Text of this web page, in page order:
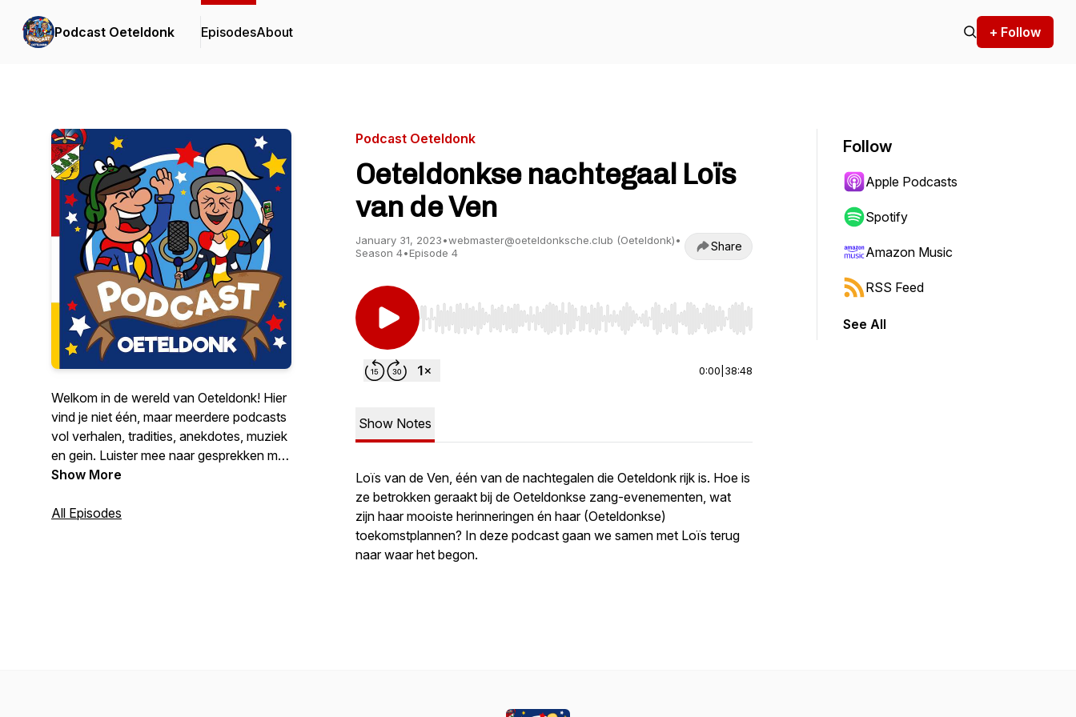
Podcast Oeteldonk EpisodesAbout + Follow
Welkom in de wereld van Oeteldonk! Hier
vind je niet één, maar meerdere podcasts
vol verhalen, tradities, anekdotes, muziek
en gein. Luister mee naar gesprekken met
bekende en minder bekende
van eeuwenoude gebruiken en krijg
Show More
All Episodes
Podcast Oeteldonk
Oeteldonkse nachtegaal Loïs
van de Ven
January 31, 2023•webmaster@oeteldonksche.club (Oeteldonk)•
Season 4•Episode 4 Share
Use Left/Right to seek, Home/End to jump to start or end. Hold shift to jump forward or backward.
0:00 38:48
Show Notes
Loïs van de Ven, één van de nachtegalen die Oeteldonk rijk is. Hoe is
ze betrokken geraakt bij de Oeteldonkse zang-evenementen, wat
zijn haar mooiste herinneringen én haar (Oeteldonkse)
toekomstplannen? In deze podcast gaan we samen met Loïs terug
naar waar het begon.
Follow
Apple Podcasts
Spotify
Amazon Music
RSS Feed
See All